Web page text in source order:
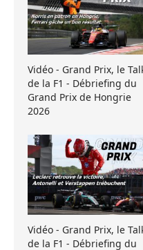
Vidéo - Grand Prix, le
de la F1 - Débriefing du
Grand Prix de Hongrie
2026
Vidéo - Grand Prix, le
de la F1 - Débriefing du